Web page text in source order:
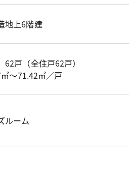
地上6階建
戸（全住戸62戸）
～71.42㎡／戸
ルーム